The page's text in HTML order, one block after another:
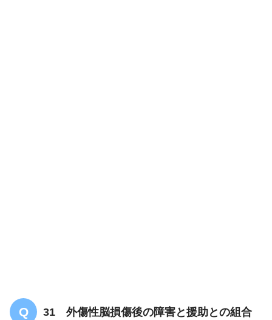
31 外傷性脳損傷後の障害と援助との組合